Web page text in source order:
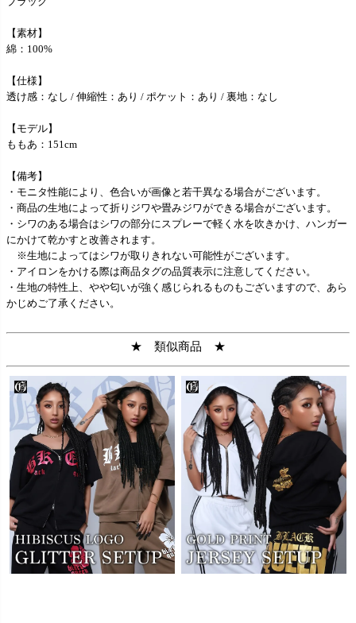
【素材】
綿：100%
【仕様】
透け感：なし / 伸縮性：あり / ポケット：あり / 裏地：なし
【モデル】
ももあ：151cm
【備考】
・モニタ性能により、色合いが画像と若干異なる場合がございます。
・商品の生地によって折りジワや畳みジワができる場合がございます。
・シワのある場合はシワの部分にスプレーで軽く水を吹きかけ、ハンガー
にかけて乾かすと改善されます。
※生地によってはシワが取りきれない可能性がございます。
・アイロンをかける際は商品タグの品質表示に注意してください。
・生地の特性上、やや匂いが強く感じられるものもございますので、あら
かじめご了承ください。
★ 類似商品 ★